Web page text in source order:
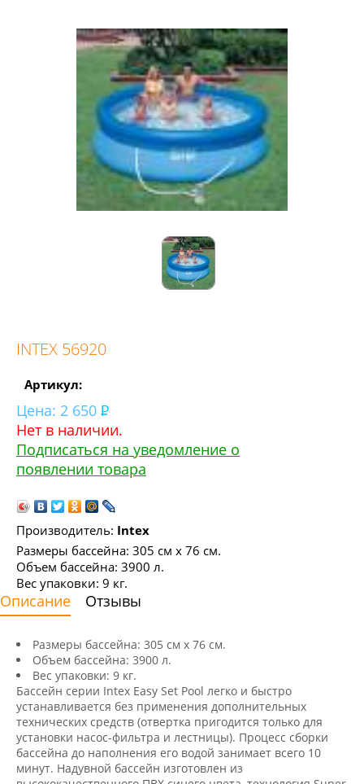
INTEX 56920
Артикул:
Цена: 2 650
Нет в наличии.
Подписаться на уведомление о
появлении товара
Производитель: Intex
Размеры бассейна: 305 см х 76 см.
Объем бассейна: 3900 л.
Вес упаковки: 9 кг.
Описание Отзывы
Размеры бассейна: 305 см х 76 см.
Объем бассейна: 3900 л.
Вес упаковки: 9 кг.
Бассейн серии Intex Easy Set Pool легко и быстро
устанавливается без применения дополнительных
технических средств (отвертка пригодится только для
установки насос-фильтра и лестницы). Процесс сборки
бассейна до наполнения его водой занимает всего 10
минут. Надувной бассейн изготовлен из